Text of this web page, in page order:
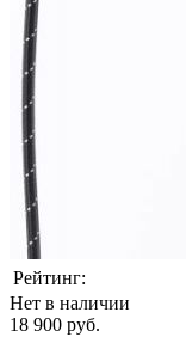
Рейтинг:
Нет в наличии
18 900 руб.